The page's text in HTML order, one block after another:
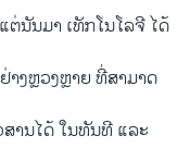
ນັນມາ ເທັກໂນໂລຈີ ໄດ້
ງຫຼວງຫຼາຍ ທີ່ສາມາດ
ານໄດ້ ໃນທັນທີ ແລະ